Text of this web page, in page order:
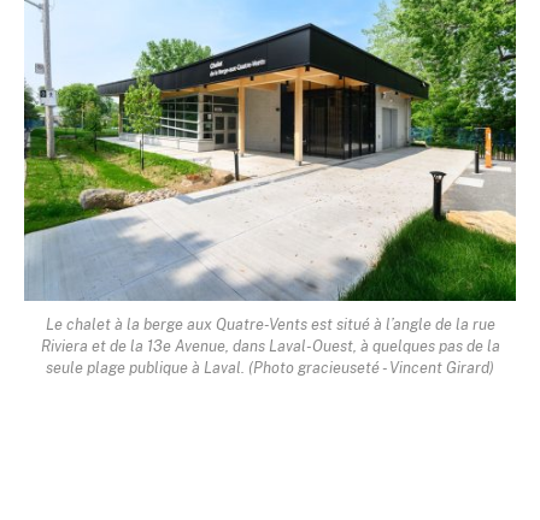
Le chalet à la berge aux Quatre-Vents est situé à l’angle de la rue
Riviera et de la 13e Avenue, dans Laval-Ouest, à quelques pas de la
seule plage publique à Laval. (Photo gracieuseté - Vincent Girard)